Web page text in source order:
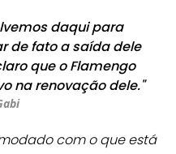
daqui para
de fato a saída dele
que o Flamengo
na renovação dele."
com o que está